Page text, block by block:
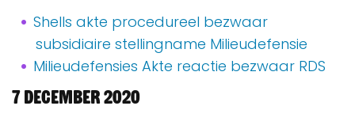
Shells akte procedureel bezwaar
subsidiaire stellingname Milieudefensie
Milieudefensies Akte reactie bezwaar RDS
7 december 2020